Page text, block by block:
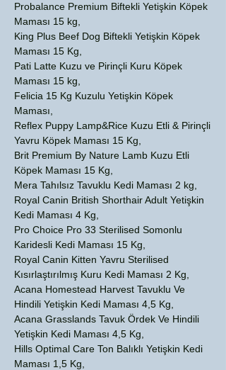
Probalance Premium Biftekli Yetişkin Köpek
Maması 15 kg,
King Plus Beef Dog Biftekli Yetişkin Köpek
Maması 15 Kg,
Pati Latte Kuzu ve Pirinçli Kuru Köpek
Maması 15 kg,
Felicia 15 Kg Kuzulu Yetişkin Köpek
Maması,
Reflex Puppy Lamp&Rice Kuzu Etli & Pirinçli
Yavru Köpek Maması 15 Kg,
Brit Premium By Nature Lamb Kuzu Etli
Köpek Maması 15 Kg,
Mera Tahılsız Tavuklu Kedi Maması 2 kg,
Royal Canin British Shorthair Adult Yetişkin
Kedi Maması 4 Kg,
Pro Choice Pro 33 Sterilised Somonlu
Karidesli Kedi Maması 15 Kg,
Royal Canin Kitten Yavru Sterilised
Kısırlaştırılmış Kuru Kedi Maması 2 Kg,
Acana Homestead Harvest Tavuklu Ve
Hindili Yetişkin Kedi Maması 4,5 Kg,
Acana Grasslands Tavuk Ördek Ve Hindili
Yetişkin Kedi Maması 4,5 Kg,
Hills Optimal Care Ton Balıklı Yetişkin Kedi
Maması 1,5 Kg,